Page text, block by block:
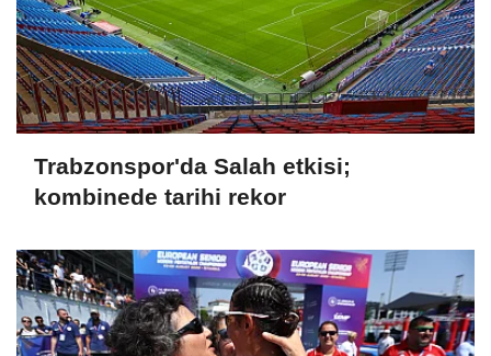
Trabzonspor'da Salah etkisi;
kombinede tarihi rekor